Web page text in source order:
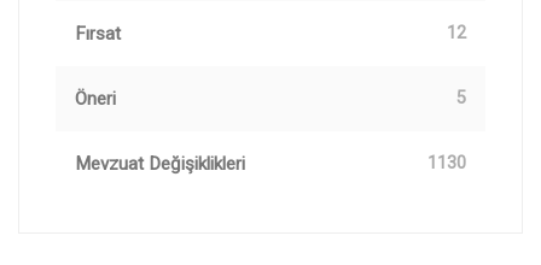
Fırsat 12
Öneri 5
Mevzuat Değişiklikleri 1130